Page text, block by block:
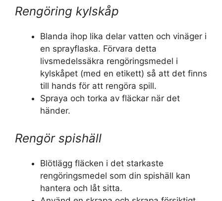
Rengöring kylskåp
Blanda ihop lika delar vatten och vinäger i
en sprayflaska. Förvara detta
livsmedelssäkra rengöringsmedel i
kylskåpet (med en etikett) så att det finns
till hands för att rengöra spill.
Spraya och torka av fläckar när det
händer.
Rengör spishäll
Blötlägg fläcken i det starkaste
rengöringsmedel som din spishäll kan
hantera och låt sitta.